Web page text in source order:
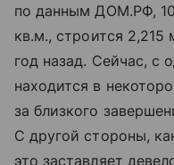
по данным ДОМ.РФ,
кв.м., строится 2,215
год назад. Сейчас, с
находится в
за близкого
С другой стороны,
это заставляет